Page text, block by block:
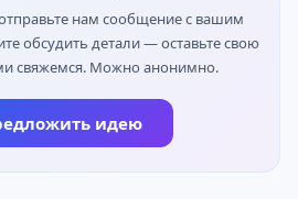
нам сообщение с вашим
обсудить детали — оставьте свою
свяжемся. Можно анонимно.
идею